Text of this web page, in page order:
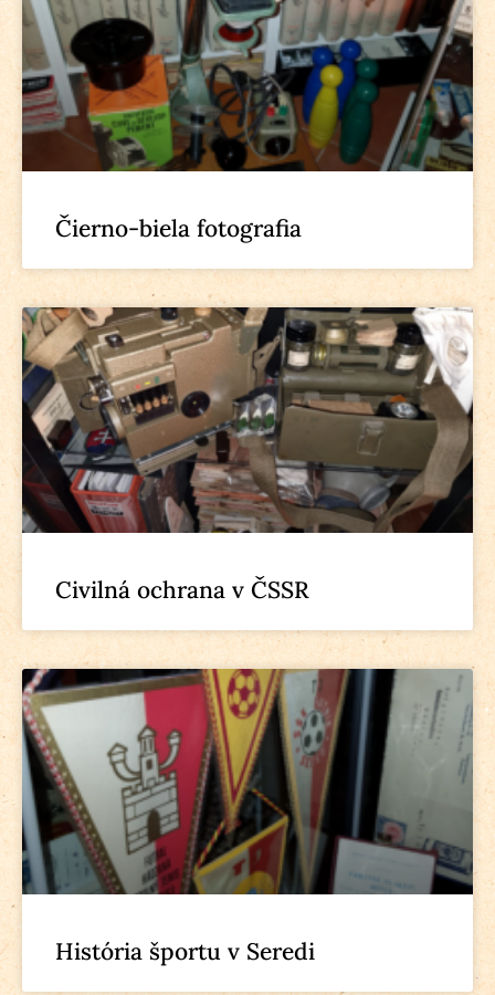
Čierno-biela fotografia
Civilná ochrana v ČSSR
História športu v Seredi